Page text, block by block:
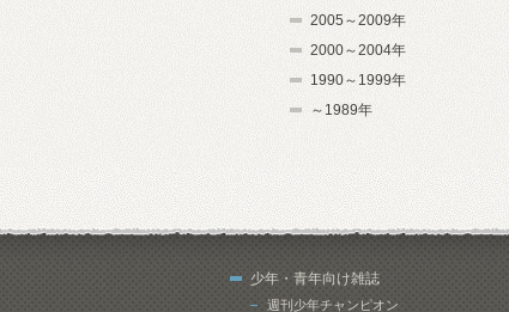
2005～2009年
2000～2004年
1990～1999年
～1989年
少年・青年向け雑誌
週刊少年チャンピオン